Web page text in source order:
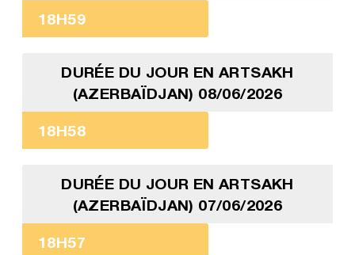
18H59
DURÉE DU JOUR EN ARTSAKH
(AZERBAÏDJAN) 08/06/2026
18H58
DURÉE DU JOUR EN ARTSAKH
(AZERBAÏDJAN) 07/06/2026
18H57